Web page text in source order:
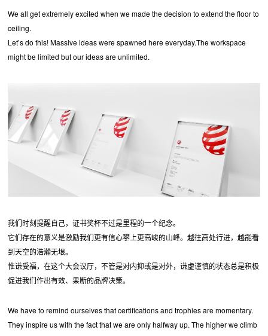
We all get extremely excited when we made the decision to extend the floor to
ceiling.
Let’s do this! Massive ideas were spawned here everyday.The workspace
might be limited but our ideas are unlimited.
我们时刻提醒自己，证书奖杯不过是里程的一个纪念。
它们存在的意义是激励我们更有信心攀上更高峻的山峰。越往高处行进，越能看
到天空的浩瀚无垠。
惟谦受福，在这个大会议厅，不管是对内抑或是对外，谦虚谨慎的状态总是积极
促进我们作出有效、果断的品牌决策。
We have to remind ourselves that certifications and trophies are momentary.
They inspire us with the fact that we are only halfway up. The higher we climb